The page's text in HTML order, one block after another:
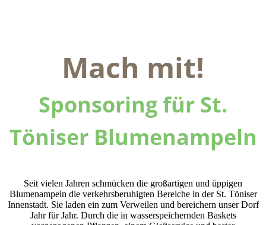
Mach mit!
Sponsoring für St.
Töniser Blumenampeln
Seit vielen Jahren schmücken die großartigen und üppigen
Blumenampeln die verkehrsberuhigten Bereiche in der St. Töniser
Innenstadt. Sie laden ein zum Verweilen und bereichern unser Dorf
Jahr für Jahr. Durch die in wasserspeichernden Baskets